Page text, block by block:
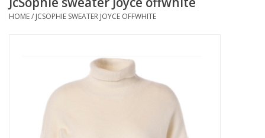
HOME/ JCSOPHIE SWEATER JOYCE OFFWHITE